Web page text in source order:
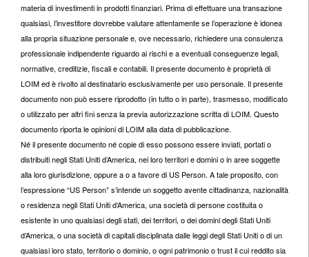
materia di investimenti in prodotti finanziari. Prima di effettuare una transazione
qualsiasi, l’investitore dovrebbe valutare attentamente se l’operazione è idonea
alla propria situazione personale e, ove necessario, richiedere una consulenza
professionale indipendente riguardo ai rischi e a eventuali conseguenze legali,
normative, creditizie, fiscali e contabili. Il presente documento è proprietà di
LOIM ed è rivolto al destinatario esclusivamente per uso personale. Il presente
documento non può essere riprodotto (in tutto o in parte), trasmesso, modificato
o utilizzato per altri fini senza la previa autorizzazione scritta di LOIM. Questo
documento riporta le opinioni di LOIM alla data di pubblicazione.
Né il presente documento né copie di esso possono essere inviati, portati o
distribuiti negli Stati Uniti d’America, nei loro territori e domini o in aree soggette
alla loro giurisdizione, oppure a o a favore di US Person. A tale proposito, con
l’espressione “US Person” s’intende un soggetto avente cittadinanza, nazionalità
o residenza negli Stati Uniti d’America, una società di persone costituita o
esistente in uno qualsiasi degli stati, dei territori, o dei domini degli Stati Uniti
d’America, o una società di capitali disciplinata dalle leggi degli Stati Uniti o di un
qualsiasi loro stato, territorio o dominio, o ogni patrimonio o trust il cui reddito sia